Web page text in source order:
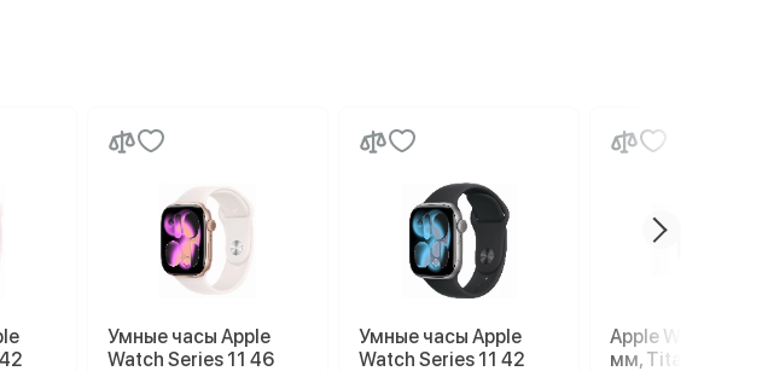
Умные часы Apple
Watch Series 11 46
Умные часы Apple
Watch Series 11 42
Apple Watch
мм, Titanium